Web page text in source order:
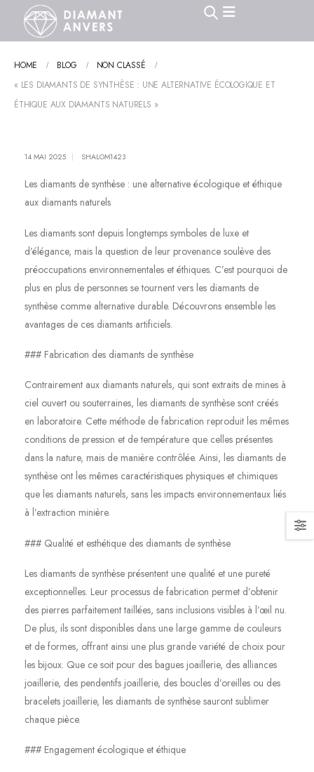
HOME BLOG
NON CLASSÉ
« LES DIAMANTS DE SYNTHÈSE : UNE ALTERNATIVE ÉCOLOGIQUE ET
ÉTHIQUE AUX DIAMANTS NATURELS »
14 MAI 2025 SHALOM1423
Les diamants de synthèse : une alternative écologique et éthique
aux diamants naturels
Les diamants sont depuis longtemps symboles de luxe et
d’élégance, mais la question de leur provenance soulève des
préoccupations environnementales et éthiques. C’est pourquoi de
plus en plus de personnes se tournent vers les diamants de
synthèse comme alternative durable. Découvrons ensemble les
avantages de ces diamants artificiels.
### Fabrication des diamants de synthèse
Contrairement aux diamants naturels, qui sont extraits de mines à
ciel ouvert ou souterraines, les diamants de synthèse sont créés
en laboratoire. Cette méthode de fabrication reproduit les mêmes
conditions de pression et de température que celles présentes
dans la nature, mais de manière contrôlée. Ainsi, les diamants de
synthèse ont les mêmes caractéristiques physiques et chimiques
que les diamants naturels, sans les impacts environnementaux liés
à l’extraction minière.
### Qualité et esthétique des diamants de synthèse
Les diamants de synthèse présentent une qualité et une pureté
exceptionnelles. Leur processus de fabrication permet d’obtenir
des pierres parfaitement taillées, sans inclusions visibles à l’œil nu.
De plus, ils sont disponibles dans une large gamme de couleurs
et de formes, offrant ainsi une plus grande variété de choix pour
les bijoux. Que ce soit pour des bagues joaillerie, des alliances
joaillerie, des pendentifs joaillerie, des boucles d’oreilles ou des
bracelets joaillerie, les diamants de synthèse sauront sublimer
chaque pièce.
### Engagement écologique et éthique